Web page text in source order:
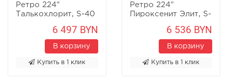
Ретро 224"
Талькохлорит, S-40
6 497 BYN
В корзину
Купить в 1 клик
Ретро 224"
Пироксенит Элит, S-
6 536 BYN
В корзину
Купить в 1 клик